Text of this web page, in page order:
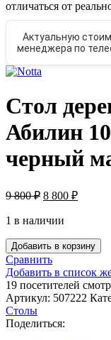
отличаться от
Актуальную
менеджера по
Стол
Абилин
черный
9 800₽ 8 800 ₽
1 в наличии
Добавить в корзину
Сравнить
Добавить в список
19 посетителей
Артикул: 507222
Столы
Поделиться: